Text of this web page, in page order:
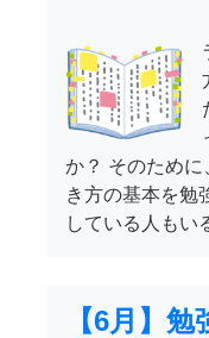
か？ そのため
き方の基本を勉
している人もい
【6月】